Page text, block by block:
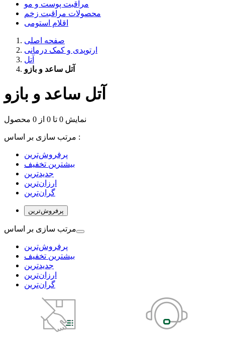
مراقبت پوست و مو
محصولات مراقبت زخم
اقلام استومی
صفحه اصلی
ارتوپدی و کمک درمانی
آتل
آتل ساعد و بازو
آتل ساعد و بازو
نمایش 0 تا 0 از 0 محصول
مرتب سازی بر اساس :
بیشترین تخفیف
جدیدترین
ارزان‌ترین
گران‌ترین
پرفروش‌ترین‌
مرتب سازی بر اساس
بیشترین تخفیف
جدیدترین
ارزان‌ترین
گران‌ترین